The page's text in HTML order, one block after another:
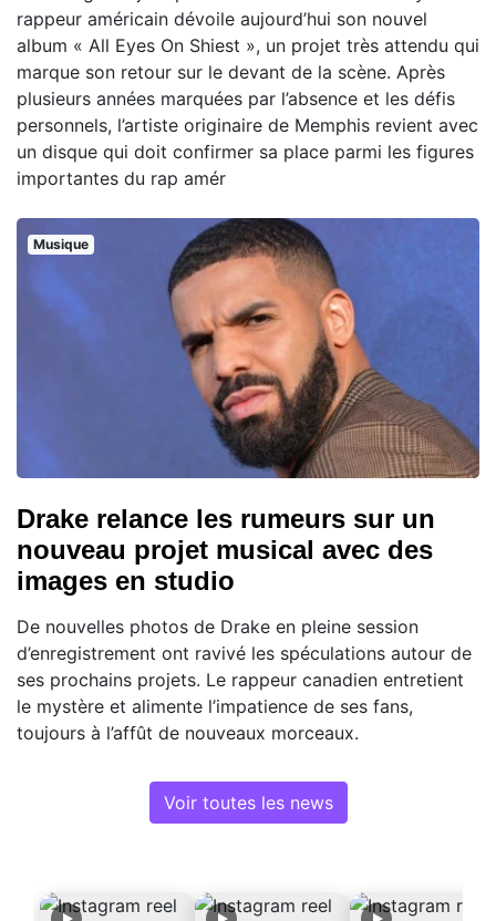
rappeur américain dévoile aujourd’hui son nouvel
album « All Eyes On Shiest », un projet très attendu qui
marque son retour sur le devant de la scène. Après
plusieurs années marquées par l’absence et les défis
personnels, l’artiste originaire de Memphis revient avec
un disque qui doit confirmer sa place parmi les figures
importantes du rap amér
Musique
Drake relance les rumeurs sur un
nouveau projet musical avec des
images en studio
De nouvelles photos de Drake en pleine session
d’enregistrement ont ravivé les spéculations autour de
ses prochains projets. Le rappeur canadien entretient
le mystère et alimente l’impatience de ses fans,
toujours à l’affût de nouveaux morceaux.
Voir toutes les news